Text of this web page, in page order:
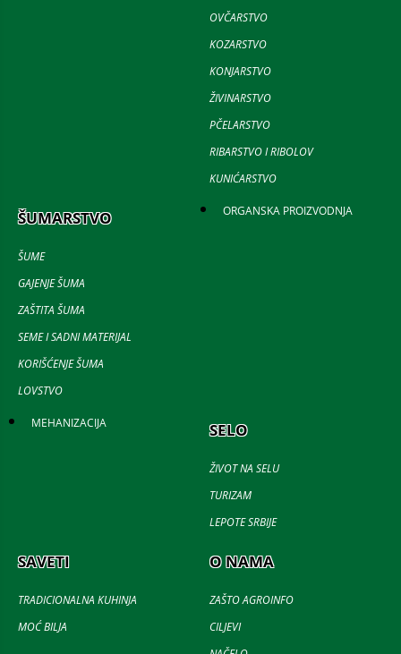
OVČARSTVO
KOZARSTVO
KONJARSTVO
ŽIVINARSTVO
PČELARSTVO
RIBARSTVO I RIBOLOV
KUNIĆARSTVO
ŠUMARSTVO
ŠUME
GAJENJE ŠUMA
ZAŠTITA ŠUMA
SEME I SADNI MATERIJAL
KORIŠĆENJE ŠUMA
LOVSTVO
ORGANSKA PROIZVODNJA
MEHANIZACIJA SELO
ŽIVOT NA SELU
TURIZAM
LEPOTE SRBIJE
SAVETI
TRADICIONALNA KUHINJA
MOĆ BILJA
O NAMA
ZAŠTO AGROINFO
CILJEVI